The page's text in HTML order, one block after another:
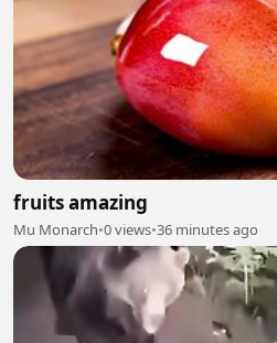
fruits amazing
Mu Monarch•0 views•36 minutes ago